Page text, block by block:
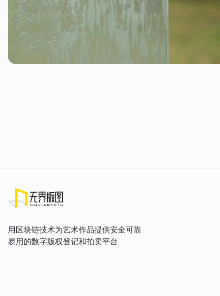
用区块链技术为艺术作品提供安全可靠
易用的数字版权登记和拍卖平台